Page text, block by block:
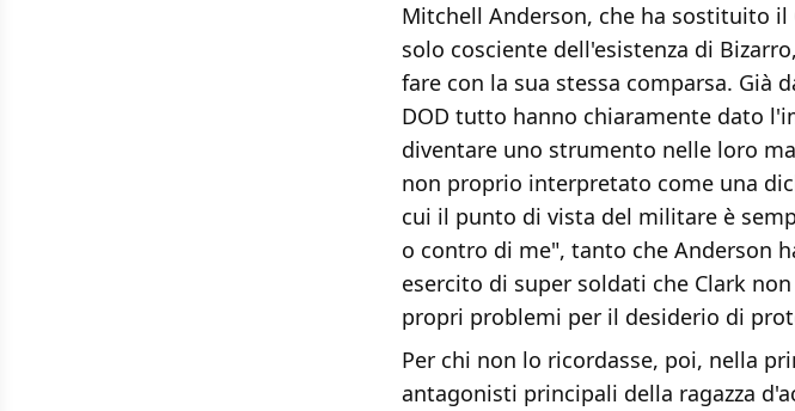
Mitchell Anderson, che ha sostituito il
solo cosciente dell'esistenza di
fare con la sua stessa comparsa. Già
DOD tutto hanno chiaramente dato
diventare uno strumento nelle loro
non proprio interpretato come una
cui il punto di vista del militare è
o contro di me", tanto che Anderson
esercito di super soldati che Clark
propri problemi per il desiderio di
Per chi non lo ricordasse, poi, nella
antagonisti principali della ragazza